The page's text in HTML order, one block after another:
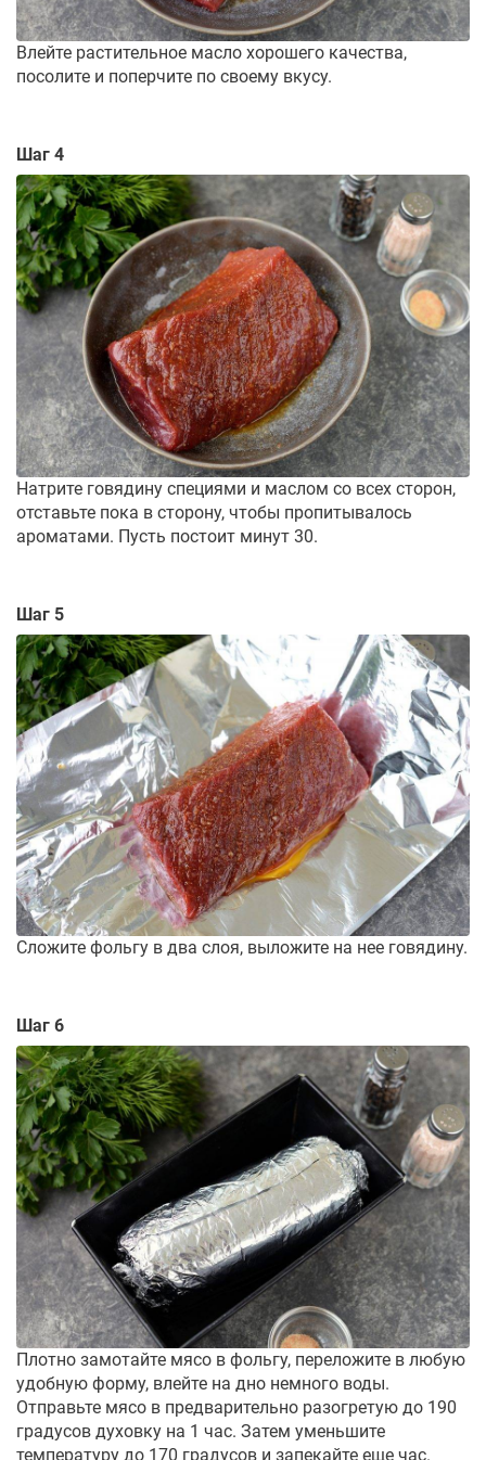
Влейте растительное масло хорошего качества,
посолите и поперчите по своему вкусу.
Шаг 4
Натрите говядину специями и маслом со всех сторон,
отставьте пока в сторону, чтобы пропитывалось
ароматами. Пусть постоит минут 30.
Шаг 5
Сложите фольгу в два слоя, выложите на нее говядину.
Шаг 6
Плотно замотайте мясо в фольгу, переложите в любую
удобную форму, влейте на дно немного воды.
Отправьте мясо в предварительно разогретую до 190
градусов духовку на 1 час. Затем уменьшите
температуру до 170 градусов и запекайте еще час.